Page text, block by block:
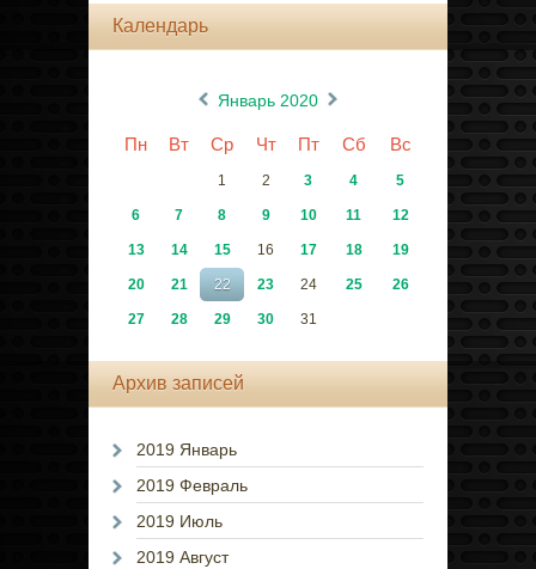
Календарь
Январь 2020
Пн Вт Ср Чт Пт Сб Вс
1 2 3 4 5
6 7 8 9 10 11 12
13 14 15 16 17 18 19
20 21 22 23 24 25 26
27 28 29 30 31
Архив записей
2019 Январь
2019 Февраль
2019 Июль
2019 Август